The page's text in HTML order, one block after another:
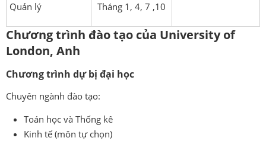
Quản lý Tháng 1, 4, 7 ,10
Chương trình đào tạo của University of
London, Anh
Chương trình dự bị đại học
Chuyên ngành đào tạo:
Toán học và Thống kê
Kinh tế (môn tự chọn)